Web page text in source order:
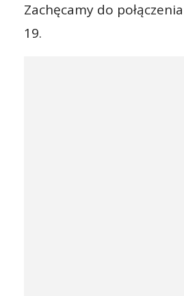
Zachęcamy do
19.